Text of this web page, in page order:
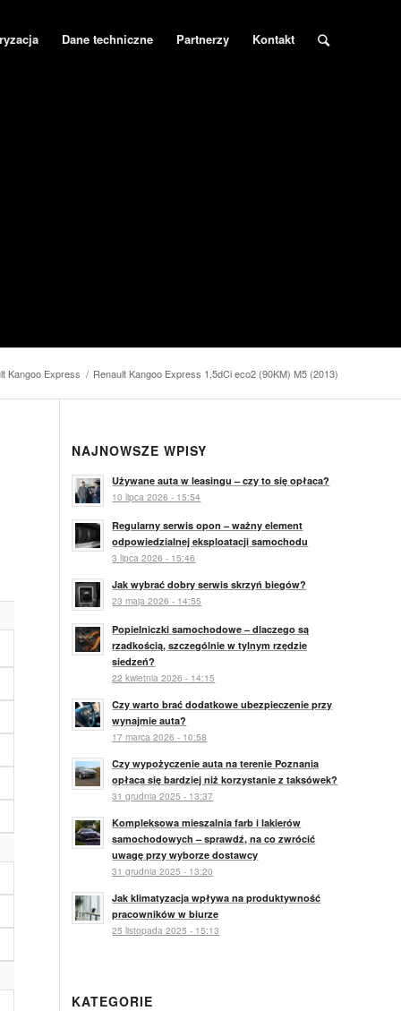
Dane techniczne Partnerzy Kontakt
Kangoo Express / Renault Kangoo Express 1,5dCi eco2 (90KM) M5 (2013)
NAJNOWSZE WPISY
Używane auta w leasingu – czy to się opłaca?
10 lipca 2026 - 15:54
Regularny serwis opon – ważny element
odpowiedzialnej eksploatacji samochodu
3 lipca 2026 - 15:46
Jak wybrać dobry serwis skrzyń biegów?
23 maja 2026 - 14:55
Popielniczki samochodowe – dlaczego są
rzadkością, szczególnie w tylnym rzędzie
siedzeń?
22 kwietnia 2026 - 14:15
Czy warto brać dodatkowe ubezpieczenie przy
wynajmie auta?
17 marca 2026 - 10:58
Czy wypożyczenie auta na terenie Poznania
opłaca się bardziej niż korzystanie z taksówek?
31 grudnia 2025 - 13:37
Kompleksowa mieszalnia farb i lakierów
samochodowych – sprawdź, na co zwrócić
uwagę przy wyborze dostawcy
31 grudnia 2025 - 13:20
Jak klimatyzacja wpływa na produktywność
pracowników w biurze
25 listopada 2025 - 15:13
KATEGORIE